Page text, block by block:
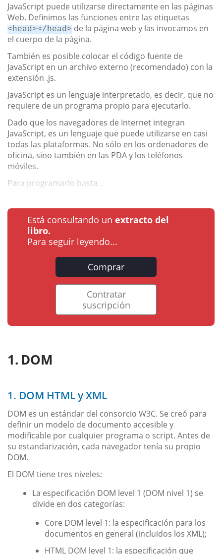
JavaScript puede utilizarse directamente en las páginas
Web. Definimos las funciones entre las etiquetas
<head></head> de la página web y las invocamos en
el cuerpo de la página.
También es posible colocar el código fuente de
JavaScript en un archivo externo (recomendado) con la
extensión .js.
JavaScript es un lenguaje interpretado, es decir, que no
requiere de un programa propio para ejecutarlo.
Dado que los navegadores de Internet integran
JavaScript, es un lenguaje que puede utilizarse en casi
todas las plataformas. No sólo en los ordenadores de
oficina, sino también en las PDA y los teléfonos
móviles.
Para programarlo basta...
Está consultando un extracto del
libro.
Para seguir leyendo...
Comprar
Contratar
suscripción
DOM
1. DOM HTML y XML
DOM es un estándar del consorcio W3C. Se creó para
definir un modelo de documento accesible y
modificable por cualquier programa o script. Antes de
su estandarización, cada navegador tenía su propio
DOM.
El DOM tiene tres niveles:
La especificación DOM level 1 (DOM nivel 1) se
divide en dos categorías:
Core DOM level 1: la especificación para los
documentos en general (incluidos los XML);
HTML DOM level 1: la especificación que